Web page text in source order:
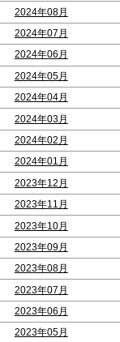
2024年08月
2024年07月
2024年06月
2024年05月
2024年04月
2024年03月
2024年02月
2024年01月
2023年12月
2023年11月
2023年10月
2023年09月
2023年08月
2023年07月
2023年06月
2023年05月